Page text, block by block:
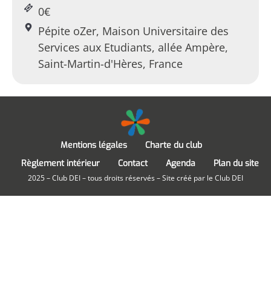
0€
Pépite oZer, Maison Universitaire des
Services aux Etudiants, allée Ampère,
Saint-Martin-d'Hères, France
Mentions légales
Charte du club
Règlement intérieur
Contact Agenda Plan du site
2025 – Club DEI – tous droits réservés – Site créé par le Club DEI